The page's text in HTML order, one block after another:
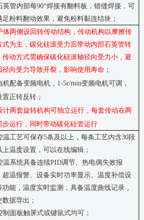
英管内部每90°焊接有翻料板，错缝焊接，可
足粉料翻动效果，避免粉料黏连结块；
体两侧设回转传动结构，传动机构以摩擦传
式为主，碳化硅滚受力后带动内部石英管转
传动方式需确保碳化硅滚轴径向受力小，避
径向受力导致开裂，影响使用寿命 ；
机配备变频电机， 1-5r/min变频电机可调，
置正转反转；
计两套旋转机构可独立运行，每套传动在两
步运行，同时带动碳化硅管运行
温工艺可保存5条及以上，每条工艺内含30段
上温度设置，可以在线编辑；
温系统具备连续PID调节、热电偶失效报
超温报警、设备实时功率显示、温度补偿设
功能，温度实时监测，具备温度曲线记录，
数据导出；
制面板触屏式或键鼠式均可；